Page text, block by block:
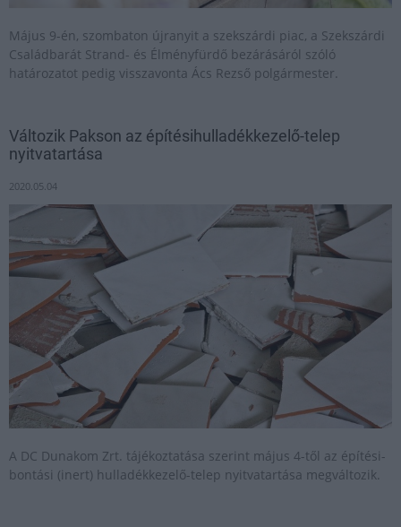
Május 9-én, szombaton újranyit a szekszárdi piac, a Szekszárdi
Családbarát Strand- és Élményfürdő bezárásáról szóló
határozatot pedig visszavonta Ács Rezső polgármester.
Változik Pakson az építésihulladékkezelő-telep
nyitvatartása
2020.05.04
A DC Dunakom Zrt. tájékoztatása szerint május 4-től az építési-
bontási (inert) hulladékkezelő-telep nyitvatartása megváltozik.